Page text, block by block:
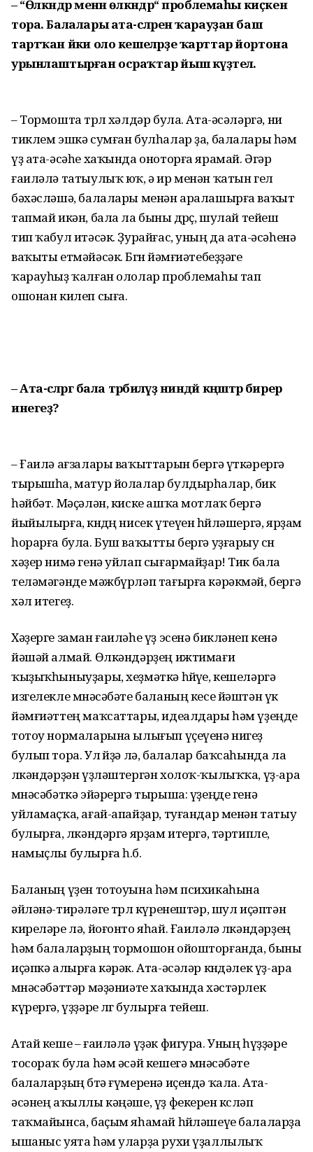
– “Өлкәндәр менән өлкәндәр“ проблемаһы киҫкен
тора. Балалары ата-әсәләрен ҡарауҙан баш
тартҡан йәки оло кешеләрҙе ҡарттар йортона
урынлаштырған осраҡтар йыш күҙәтелә.
– Тормошта төрлө хәлдәр була. Ата-әсәләргә, ни
тиклем эшкә сумған булһалар ҙа, балалары һәм
үҙ ата-әсәһе хаҡында оноторға ярамай. Әгәр
ғаиләлә татыулыҡ юҡ, ә ир менән ҡатын гел
бәхәсләшә, балалары менән ара­лашырға ваҡыт
тапмай икән, бала ла быны дөрөҫ, шулай тейеш
тип ҡабул итәсәк. Ҙурайғас, уның да ата-әсәһенә
ваҡыты етмәйәсәк. Бөгөн йәмғиә­тебеҙҙәге
ҡарауһыҙ ҡалған ололар проблемаһы тап
ошонан килеп сыға.
– Ата-әсәләргә бала тәрбиәләүҙә ниндәй кәңәштәр бирер
инегеҙ?
– Ғаилә ағзалары ваҡыттарын бергә үткәрергә
тырышһа, матур йолалар булдырһалар, бик
һәйбәт. Мәҫәлән, киске ашҡа мотлаҡ бергә
йыйылырға, көндөң нисек үтеүен һөйләшергә, ярҙам
һорарға була. Буш ваҡытты бергә уҙғарыу өсөн
хәҙер нимә генә уйлап сығармайҙар! Тик бала
теләмәгәнде мәжбүрләп тағырға кәрәкмәй, бергә
хәл итегеҙ.
Хәҙерге заман ғаиләһе үҙ эсенә бикләнеп кенә
йәшәй алмай. Өлкән­дәрҙең ижтимағи
ҡыҙыҡһыныуҙары, хеҙмәткә һөйөүе, кешеләргә
изгелекле мөнәсәбәте баланың кесе йәштән үк
йәмғиәттең маҡсаттары, идеалдары һәм үҙеңде
тотоу нормаларына ылығып үҫеүенә нигеҙ
булып тора. Ул өйҙә лә, балалар баҡсаһында ла
өлкәндәрҙән үҙләштергән холоҡ-ҡылыҡҡа, үҙ-ара
мөнәсәбәткә эйәрергә тырыша: үҙеңде генә
уйламаҫҡа, ағай-апайҙар, туғандар менән татыу
булырға, өлкәндәргә ярҙам итергә, тәртипле,
намыҫлы булырға һ.б.
Баланың үҙен тотоуына һәм пси­хикаһына
әйләнә-тирәләге төрлө күренештәр, шул иҫәптән
киреләре лә, йоғонто яһай. Ғаиләлә өлкәндәрҙең
һәм балаларҙың тормошон ойоштор­ғанда, быны
иҫәпкә алырға кәрәк. Ата-әсәләр көндәлек үҙ-ара
мөнәсәбәттәр мәҙәниәте хаҡында хәстәрлек
күрергә, үҙҙәре өлгө булырға тейеш.
Атай кеше – ғаиләлә үҙәк фигура. Уның һүҙҙәре
тосораҡ була һәм әсәй кешегә мөнәсәбәте
балаларҙың бөтә ғүмеренә иҫендә ҡала. Ата-
әсәнең аҡыллы кәңәше, үҙ фекерен көсләп
таҡмайынса, баҫым яһамай һөйләшеүе балаларҙа
ышаныс уята һәм уларҙа рухи үҙаллылыҡ